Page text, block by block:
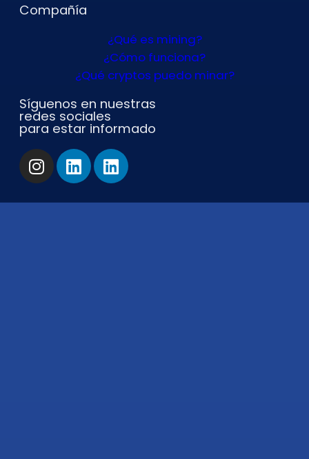
Compañía
¿Qué es mining?
¿Cómo funciona?
¿Qué cryptos puedo minar?
Síguenos en nuestras
redes sociales
para estar informado